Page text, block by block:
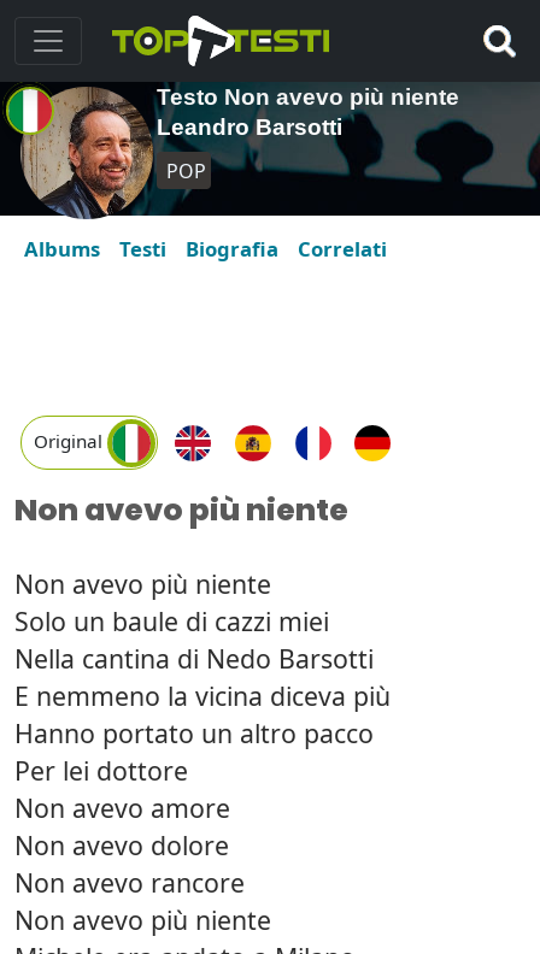
Testo Non avevo più niente
Leandro Barsotti
POP
Albums Testi Biografia Correlati
Original
Non avevo più niente
Non avevo più niente
Solo un baule di cazzi miei
Nella cantina di Nedo Barsotti
E nemmeno la vicina diceva più
Hanno portato un altro pacco
Per lei dottore
Non avevo amore
Non avevo dolore
Non avevo rancore
Non avevo più niente